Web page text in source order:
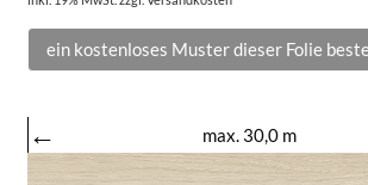
ein kostenloses Muster dieser Folie
← max. 30,0 m